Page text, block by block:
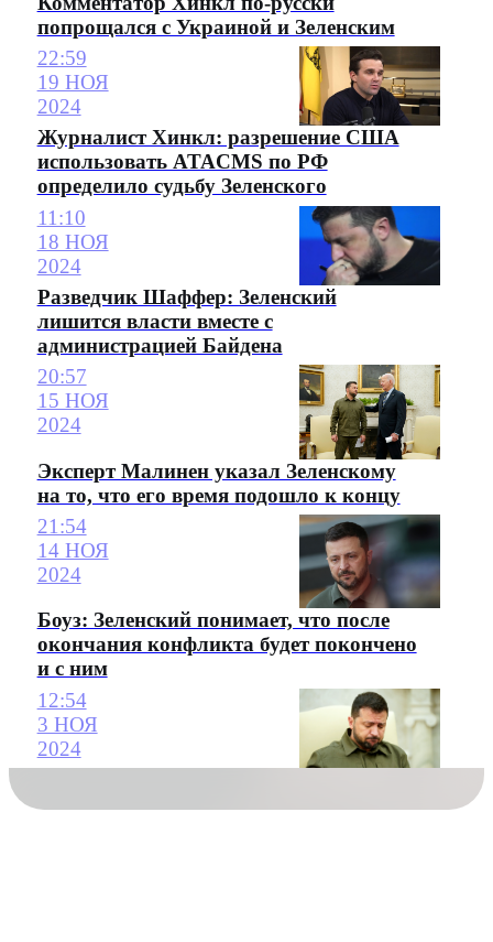
попрощался с Украиной и Зеленским
22:59
19 НОЯ
2024
Журналист Хинкл: разрешение США
использовать ATACMS по РФ
определило судьбу Зеленского
11:10
18 НОЯ
2024
Разведчик Шаффер: Зеленский
лишится власти вместе с
администрацией Байдена
20:57
15 НОЯ
2024
Эксперт Малинен указал Зеленскому
на то, что его время подошло к концу
21:54
14 НОЯ
2024
Боуз: Зеленский понимает, что после
окончания конфликта будет покончено
и с ним
12:54
3 НОЯ
2024